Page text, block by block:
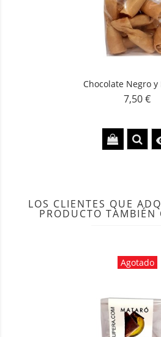
Chocolate Negro y
Precio
7,50 €
LOS CLIENTES QUE
PRODUCTO TAMBIÉN
Agotado